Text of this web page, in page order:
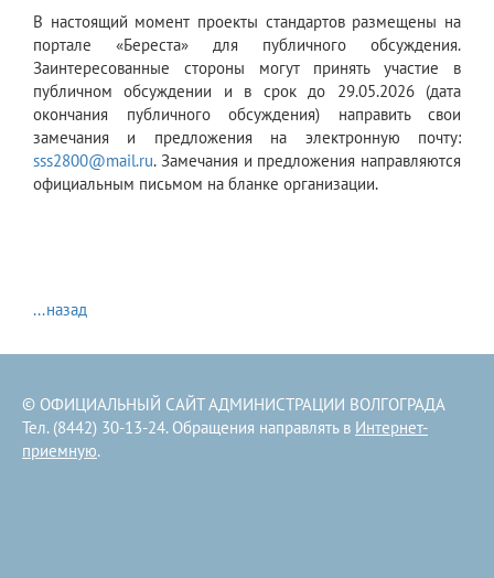
В настоящий момент проекты стандартов размещены на
портале «Береста» для публичного обсуждения.
Заинтересованные стороны могут принять участие в
публичном обсуждении и в срок до 29.05.2026 (дата
окончания публичного обсуждения) направить свои
замечания и предложения на электронную почту:
sss2800@mail.ru. Замечания и предложения направляются
официальным письмом на бланке организации.
...назад
© ОФИЦИАЛЬНЫЙ САЙТ АДМИНИСТРАЦИИ ВОЛГОГРАДА
Тел. (8442) 30-13-24. Обращения направлять в Интернет-
приемную.